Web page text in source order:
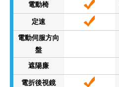
電動椅
定速
電動伺服方向
盤
遮陽廉
電折後視鏡